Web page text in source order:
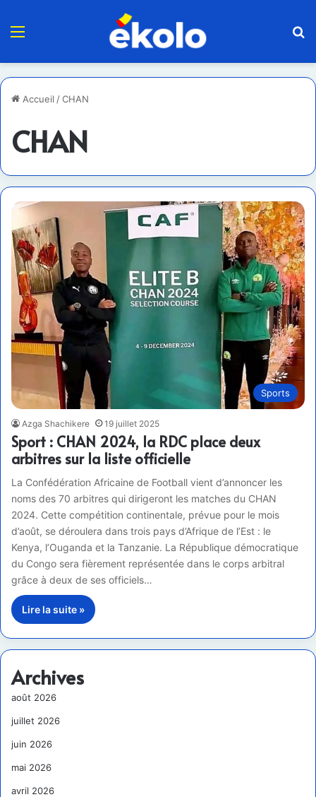
Menu
Accueil /CHAN
CHAN
Sports
Azga Shachikere 19 juillet 2025
Sport : CHAN 2024, la RDC place deux
arbitres sur la liste officielle
La Confédération Africaine de Football vient d’annoncer les
noms des 70 arbitres qui dirigeront les matches du CHAN
2024. Cette compétition continentale, prévue pour le mois
d’août, se déroulera dans trois pays d’Afrique de l’Est : le
Kenya, l’Ouganda et la Tanzanie. La République démocratique
du Congo sera fièrement représentée dans le corps arbitral
grâce à deux de ses officiels…
Lire la suite »
Archives
août 2026
juillet 2026
juin 2026
mai 2026
avril 2026